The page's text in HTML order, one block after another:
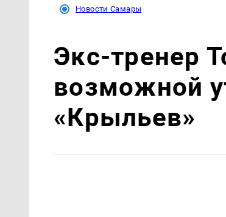
Новости Самары
Экс-тренер
возможной
«Крыльев»